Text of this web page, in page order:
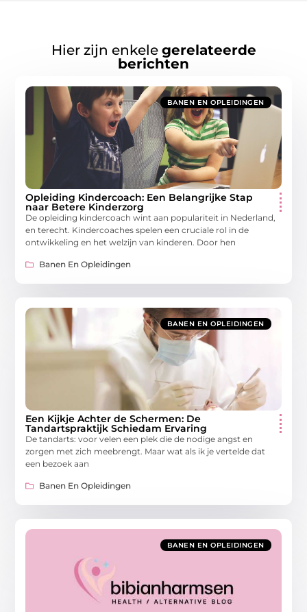
Hier zijn enkele gerelateerde
berichten
BANEN EN OPLEIDINGEN
Opleiding Kindercoach: Een Belangrijke Stap
naar Betere Kinderzorg
De opleiding kindercoach wint aan populariteit in Nederland,
en terecht. Kindercoaches spelen een cruciale rol in de
ontwikkeling en het welzijn van kinderen. Door hen
Banen En Opleidingen
BANEN EN OPLEIDINGEN
Een Kijkje Achter de Schermen: De
Tandartspraktijk Schiedam Ervaring
De tandarts: voor velen een plek die de nodige angst en
zorgen met zich meebrengt. Maar wat als ik je vertelde dat
een bezoek aan
Banen En Opleidingen
BANEN EN OPLEIDINGEN